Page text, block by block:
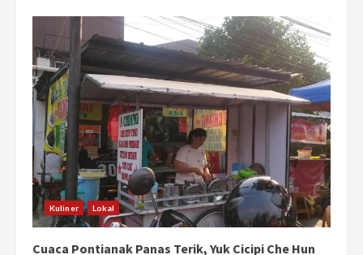
Kuliner Lokal
Cuaca Pontianak Panas Terik, Yuk Cicipi Che Hun